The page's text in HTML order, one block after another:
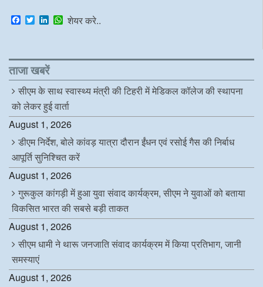
F
a
b
o
o
k
T
w
t
e
r
L
e
d
I
n
W
s
p
शेयर करे..
ताजा खबरें
सीएम के साथ स्वास्थ्य मंत्री की टिहरी में मेडिकल कॉलेज की स्थापना
को लेकर हुई वार्ता
August 1, 2026
डीएम निर्देश, बोले कांवड़ यात्रा दौरान ईंधन एवं रसोई गैस की निर्बाध
आपूर्ति सुनिश्चित करें
August 1, 2026
गुरूकुल कांगड़ी में हुआ युवा संवाद कार्यक्रम, सीएम ने युवाओं को बताया
विकसित भारत की सबसे बड़ी ताकत
August 1, 2026
सीएम धामी ने थारू जनजाति संवाद कार्यक्रम में किया प्रतिभाग, जानी
समस्याएं
August 1, 2026